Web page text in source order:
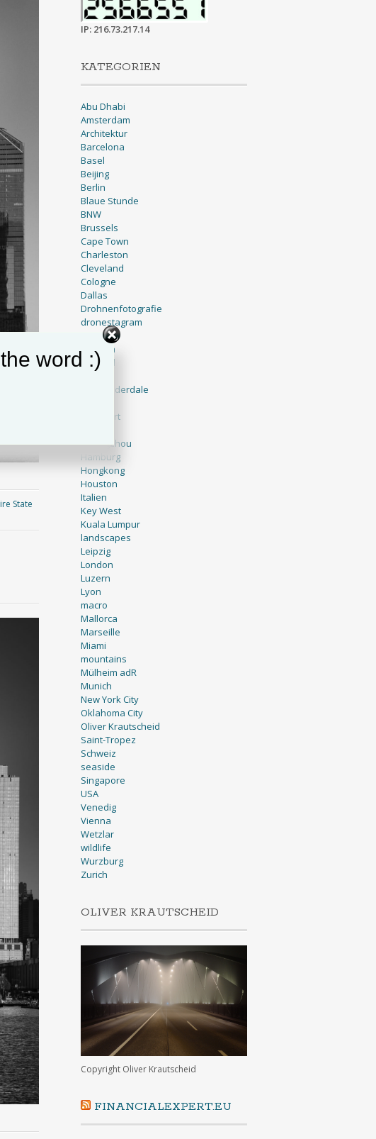
State
IP: 216.73.217.14
KATEGORIEN
Abu Dhabi
Amsterdam
Architektur
Barcelona
Basel
Beijing
Berlin
Blaue Stunde
BNW
Brussels
Cape Town
Charleston
Cleveland
Cologne
Dallas
Drohnenfotografie
dronestagram
Dubai
Engadin
England
Fort Lauderdale
Frankfurt
Guangzhou
Hamburg
Hongkong
Houston
Italien
Key West
Kuala Lumpur
landscapes
Leipzig
London
Luzern
Lyon
macro
Mallorca
Marseille
Miami
mountains
Mülheim adR
Munich
New York City
Oklahoma City
Oliver Krautscheid
Saint-Tropez
Schweiz
seaside
Singapore
USA
Venedig
Vienna
Wetzlar
wildlife
Wurzburg
Zurich
OLIVER KRAUTSCHEID
Copyright Oliver Krautscheid
FINANCIALEXPERT.EU
word :)